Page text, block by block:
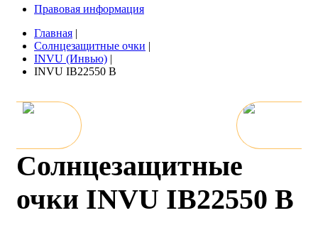
Правовая информация
Главная |
Солнцезащитные очки |
INVU (Инвью) |
INVU IB22550 B
Солнцезащитные
очки INVU IB22550 B